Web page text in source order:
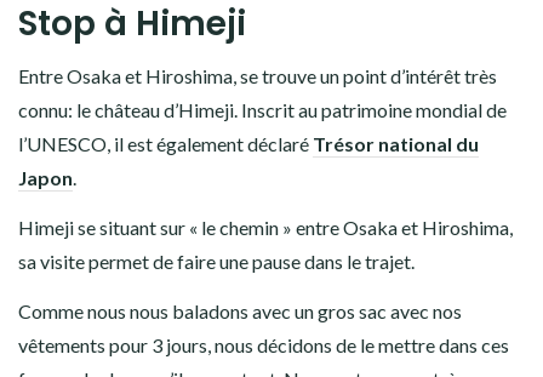
Stop à Himeji
Entre Osaka et Hiroshima, se trouve un point d’intérêt très
connu: le château d’Himeji. Inscrit au patrimoine mondial de
l’UNESCO, il est également déclaré Trésor national du
Japon.
Himeji se situant sur « le chemin » entre Osaka et Hiroshima,
sa visite permet de faire une pause dans le trajet.
Comme nous nous baladons avec un gros sac avec nos
vêtements pour 3 jours, nous décidons de le mettre dans ces